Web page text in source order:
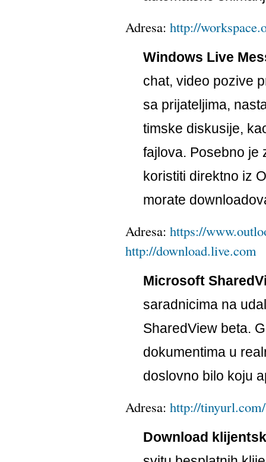
Adresa: http://
Windows Live
chat, video pozive
sa prijateljima,
timske diskusije,
fajlova. Posebno je
koristiti direktno iz
morate
Adresa: https://
http://download.live.com
Microsoft
saradnicima na
SharedView beta.
dokumentima u
doslovno bilo koju
Adresa: http://
Download